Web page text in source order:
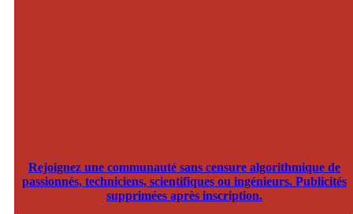
Rejoignez une communauté sans censure algorithmique de
passionnés, techniciens, scientifiques ou ingénieurs. Publicités
supprimées après inscription.